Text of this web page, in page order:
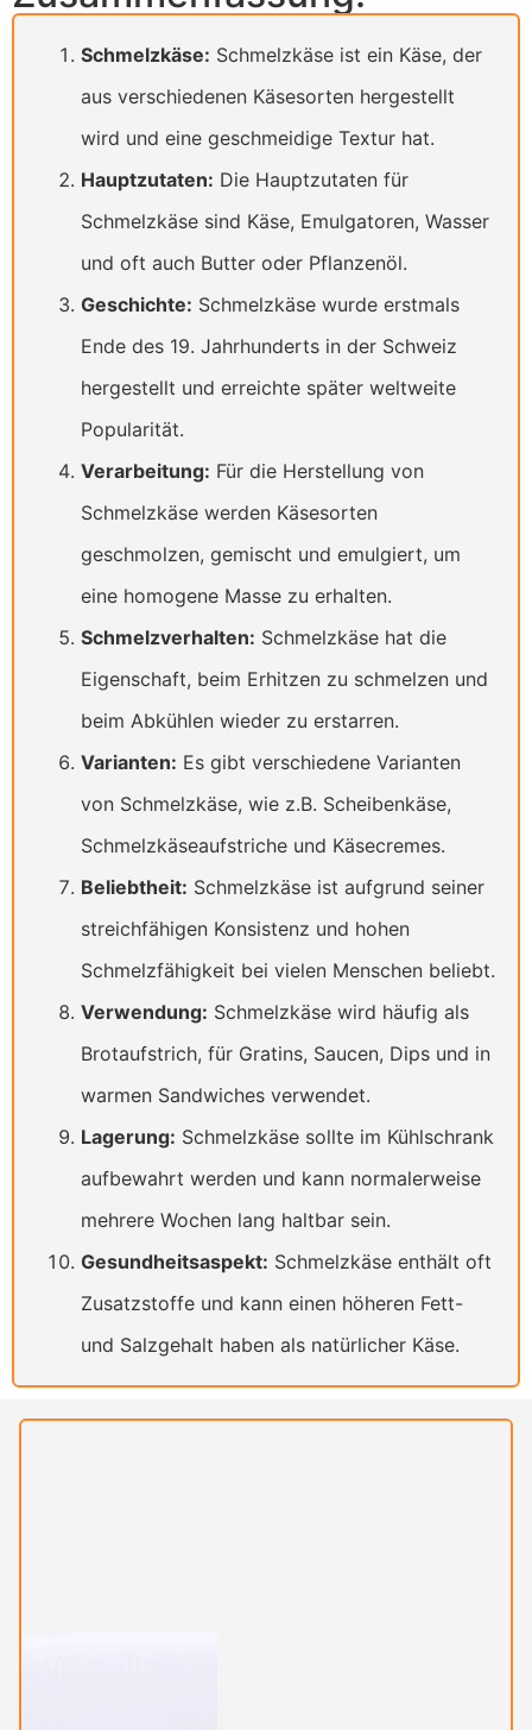
Schmelzkäse: Schmelzkäse ist ein Käse, der
aus verschiedenen Käsesorten hergestellt
wird und eine geschmeidige Textur hat.
Hauptzutaten: Die Hauptzutaten für
Schmelzkäse sind Käse, Emulgatoren, Wasser
und oft auch Butter oder Pflanzenöl.
Geschichte: Schmelzkäse wurde erstmals
Ende des 19. Jahrhunderts in der Schweiz
hergestellt und erreichte später weltweite
Popularität.
Verarbeitung: Für die Herstellung von
Schmelzkäse werden Käsesorten
geschmolzen, gemischt und emulgiert, um
eine homogene Masse zu erhalten.
Schmelzverhalten: Schmelzkäse hat die
Eigenschaft, beim Erhitzen zu schmelzen und
beim Abkühlen wieder zu erstarren.
Varianten: Es gibt verschiedene Varianten
von Schmelzkäse, wie z.B. Scheibenkäse,
Schmelzkäseaufstriche und Käsecremes.
Beliebtheit: Schmelzkäse ist aufgrund seiner
streichfähigen Konsistenz und hohen
Schmelzfähigkeit bei vielen Menschen beliebt.
Verwendung: Schmelzkäse wird häufig als
Brotaufstrich, für Gratins, Saucen, Dips und in
warmen Sandwiches verwendet.
Lagerung: Schmelzkäse sollte im Kühlschrank
aufbewahrt werden und kann normalerweise
mehrere Wochen lang haltbar sein.
Gesundheitsaspekt: Schmelzkäse enthält oft
Zusatzstoffe und kann einen höheren Fett-
und Salzgehalt haben als natürlicher Käse.